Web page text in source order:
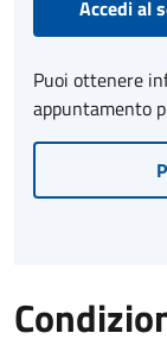
Accedi al
Puoi ottenere
appuntamento